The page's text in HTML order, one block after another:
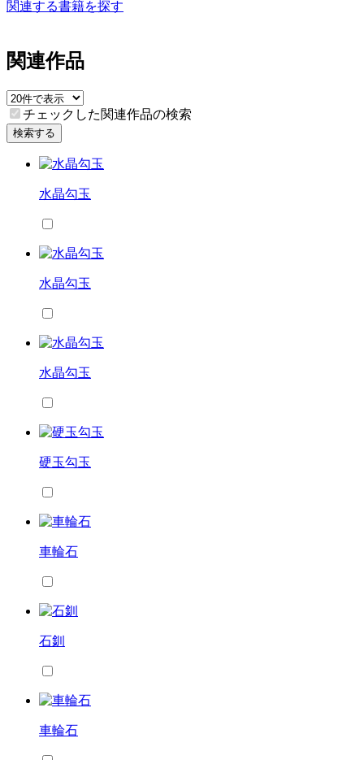
関連する書籍を探す
関連作品
チェックした関連作品の検索
検索する
水晶勾玉
水晶勾玉
水晶勾玉
硬玉勾玉
車輪石
石釧
車輪石